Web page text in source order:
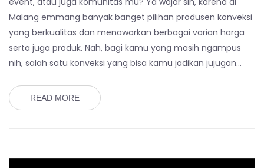
Malang emmang banyak banget pilihan produsen konveksi
yang berkualitas dan menawarkan berbagai varian harga
serta juga produk. Nah, bagi kamu yang masih ngampus
nih, salah satu konveksi yang bisa kamu jadikan jujugan…
READ MORE